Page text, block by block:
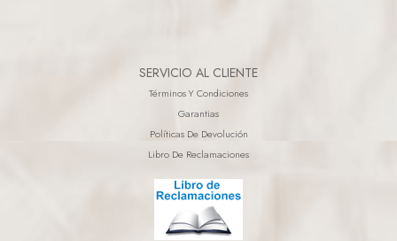
SERVICIO AL CLIENTE
Términos Y Condiciones
Garantias
Políticas De Devolución
Libro De Reclamaciones